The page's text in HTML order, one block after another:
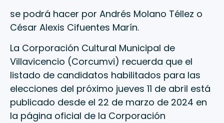
se podrá hacer por Andrés Molano Téllez o
César Alexis Cifuentes Marín.
La Corporación Cultural Municipal de
Villavicencio (Corcumvi) recuerda que el
listado de candidatos habilitados para las
elecciones del próximo jueves 11 de abril está
publicado desde el 22 de marzo de 2024 en
la página oficial de la Corporación